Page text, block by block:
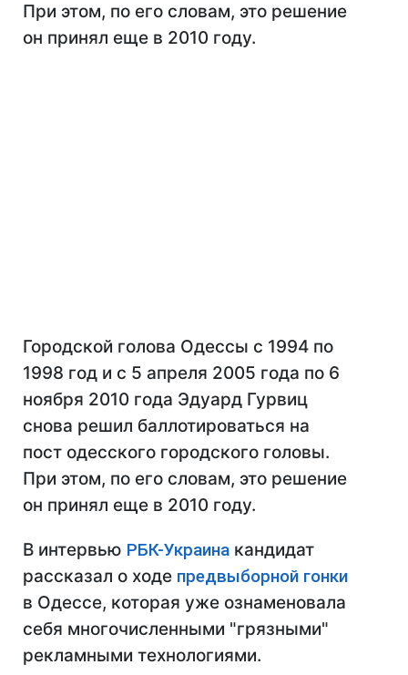
При этом, по его словам, это решение
он принял еще в 2010 году.
Городской голова Одессы с 1994 по
1998 год и с 5 апреля 2005 года по 6
ноября 2010 года Эдуард Гурвиц
снова решил баллотироваться на
пост одесского городского головы.
При этом, по его словам, это решение
он принял еще в 2010 году.
В интервью РБК-Украина кандидат
рассказал о ходе предвыборной гонки
в Одессе, которая уже ознаменовала
себя многочисленными "грязными"
рекламными технологиями.